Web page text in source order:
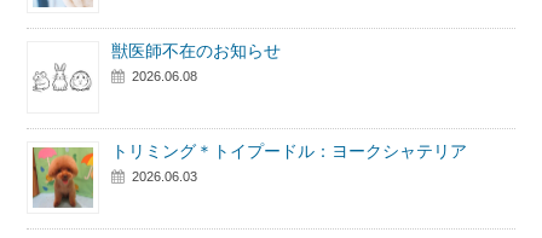
獣医師不在のお知らせ
2026.06.08
トリミング＊トイプードル：ヨークシャテリア
2026.06.03